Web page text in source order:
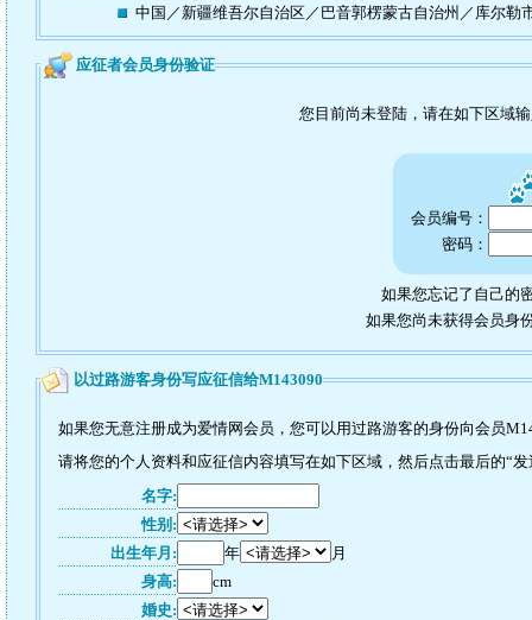
中国／新疆维吾尔自治区／巴音郭楞蒙古自治州／库尔勒
应征者会员身份验证
您目前尚未登陆，请在如下区域
会员编号：
密码：
如果您忘记了自己的
如果您尚未获得会员身
以过路游客身份写应征信给M143090
如果您无意注册成为爱情网会员，您可以用过路游客的身份向会员
请将您的个人资料和应征信内容填写在如下区域，然后点击最后的“
名字:
性别:
出生年月:
年
月
身高:
cm
婚史: